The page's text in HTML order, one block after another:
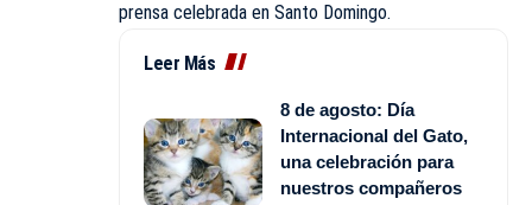
prensa celebrada en Santo Domingo.
Leer Más
8 de agosto: Día
Internacional del Gato,
una celebración para
nuestros compañeros